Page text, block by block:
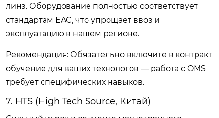
линз. Оборудование полностью соответствует
стандартам EAC, что упрощает ввоз и
эксплуатацию в нашем регионе.
Рекомендация: Обязательно включите в контракт
обучение для ваших технологов — работа с OMS
требует специфических навыков.
7. HTS (High Tech Source, Китай)